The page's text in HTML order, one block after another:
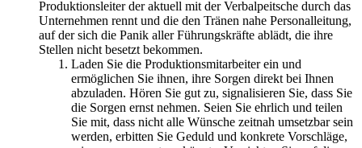
Produktionsleiter der aktuell mit der Verbalpeitsche durch das
Unternehmen rennt und die den Tränen nahe Personalleitung,
auf der sich die Panik aller Führungskräfte ablädt, die ihre
Stellen nicht besetzt bekommen.
Laden Sie die Produktionsmitarbeiter ein und
ermöglichen Sie ihnen, ihre Sorgen direkt bei Ihnen
abzuladen. Hören Sie gut zu, signalisieren Sie, dass Sie
die Sorgen ernst nehmen. Seien Sie ehrlich und teilen
Sie mit, dass nicht alle Wünsche zeitnah umsetzbar sein
werden, erbitten Sie Geduld und konkrete Vorschläge,